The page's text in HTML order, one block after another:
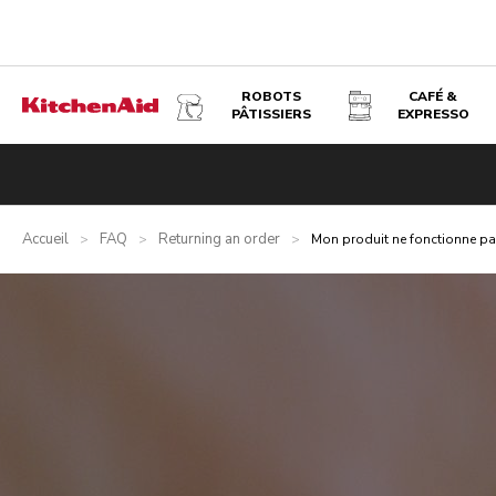
ROBOTS
PÂTISSIERS
CAFÉ &
EXPRESSO
Accueil > FAQ > Returning an order > Mon produit ne fonctionne